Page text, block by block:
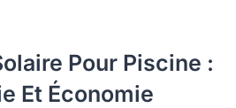
Pour Piscine :
Et Économie